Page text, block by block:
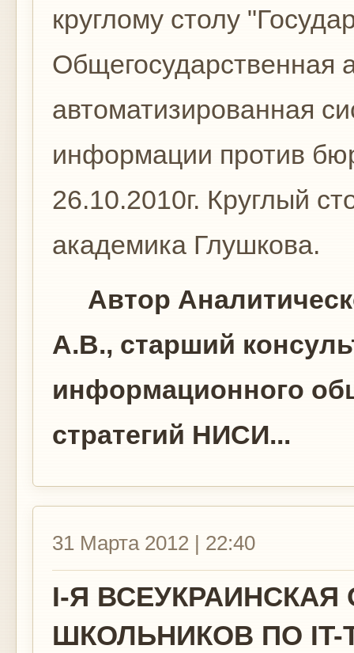
круглому столу
Общегосударственная
автоматизированная
информации против
26.10.2010г. Круглый
академика Глушкова.
Автор
А.В., старший
информационного
стратегий НИСИ...
31 Марта 2012 | 22:40
I-Я
ШКОЛЬНИКОВ ПО